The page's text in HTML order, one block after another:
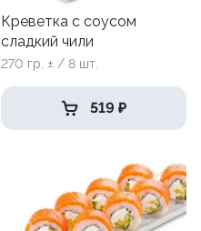
Креветка с соусом
сладкий чили
270 гр. ± / 8 шт.
519 ₽